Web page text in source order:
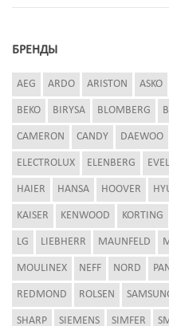
БРЕНДЫ
AEG ARDO ARISTON ASKO
BEKO BIRYSA BLOMBERG
CAMERON CANDY DAEWOO
ELECTROLUX ELENBERG
HAIER HANSA HOOVER
KAISER KENWOOD KORTING
LG LIEBHERR MAUNFELD
MOULINEX NEFF NORD
REDMOND ROLSEN
SHARP SIEMENS SIMFER